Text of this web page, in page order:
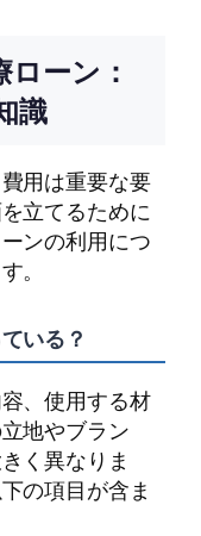
ーン：
識
用は重要な要
立てるために
ンの利用につ
。
いる？
、使用する材
地やブラン
く異なりま
の項目が含ま